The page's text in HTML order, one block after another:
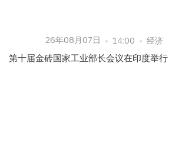
26年08月07日 14:00 经济
第十届金砖国家工业部长会议在印度举行